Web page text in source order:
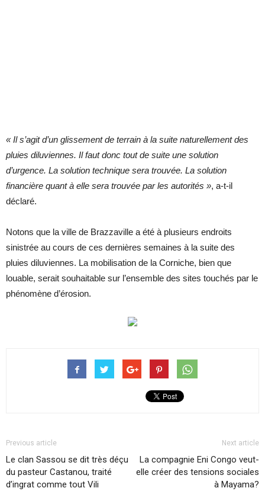
« Il s’agit d’un glissement de terrain à la suite naturellement des
pluies diluviennes. Il faut donc tout de suite une solution
d’urgence. La solution technique sera trouvée. La solution
financière quant à elle sera trouvée par les autorités », a-t-il
déclaré.
Notons que la ville de Brazzaville a été à plusieurs endroits
sinistrée au cours de ces dernières semaines à la suite des
pluies diluviennes. La mobilisation de la Corniche, bien que
louable, serait souhaitable sur l’ensemble des sites touchés par le
phénomène d’érosion.
Previous article
Le clan Sassou se dit très déçu
du pasteur Castanou, traité
d’ingrat comme tout Vili
Next article
La compagnie Eni Congo veut-
elle créer des tensions sociales
à Mayama?